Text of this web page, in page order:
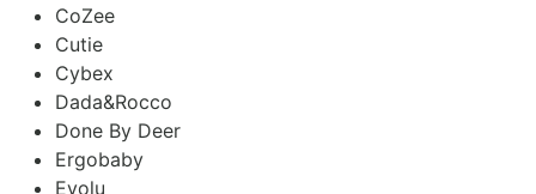
CoZee
Cutie
Cybex
Dada&Rocco
Done By Deer
Ergobaby
Evolu